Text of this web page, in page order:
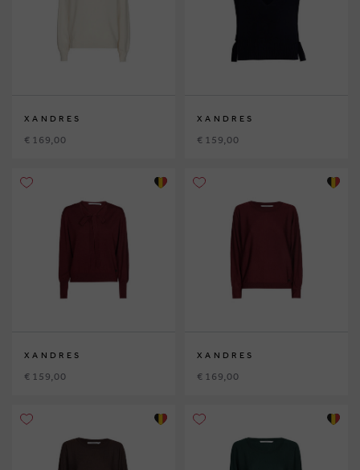
XANDRES
€ 169,00
XANDRES
€ 159,00
XANDRES
€ 159,00
XANDRES
€ 169,00